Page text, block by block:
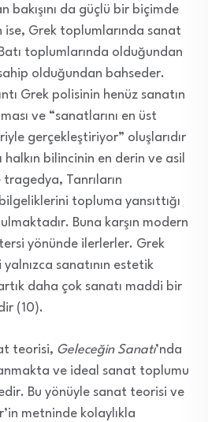
bakışını da güçlü bir biçimde
ise, Grek toplumlarında sanat
toplumlarında olduğundan
olduğundan bahseder.
Grek polisinin henüz sanatın
ve “sanatlarını en üst
gerçekleştiriyor” oluşlarıdır
bilincinin en derin ve asil
Tanrıların
topluma yansıttığı
Buna karşın modern
yönünde ilerlerler. Grek
sanatının estetik
daha çok sanatı maddi bir
(10).
teorisi, Geleceğin Sanatı’nda
ve ideal sanat toplumu
Bu yönüyle sanat teorisi ve
metninde kolaylıkla